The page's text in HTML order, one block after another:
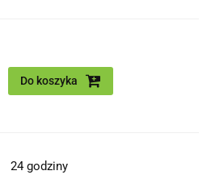
Do koszyka
24 godziny